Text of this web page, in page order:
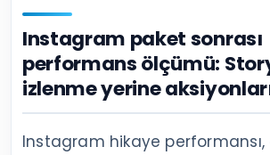
Instagram paket sonrası
performans ölçümü:
izlenme yerine
Instagram hikaye performansı,